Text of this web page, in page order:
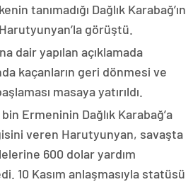
tanımadığı Dağlık Karabağ’ın
görüştü.
dair yapılan açıklamada
kaçanların geri dönmesi ve
masaya yatırıldı.
Ermeninin Dağlık Karabağ’a
veren Harutyunyan, savaşta
600 dolar yardım
10 Kasım anlaşmasıyla statüsü